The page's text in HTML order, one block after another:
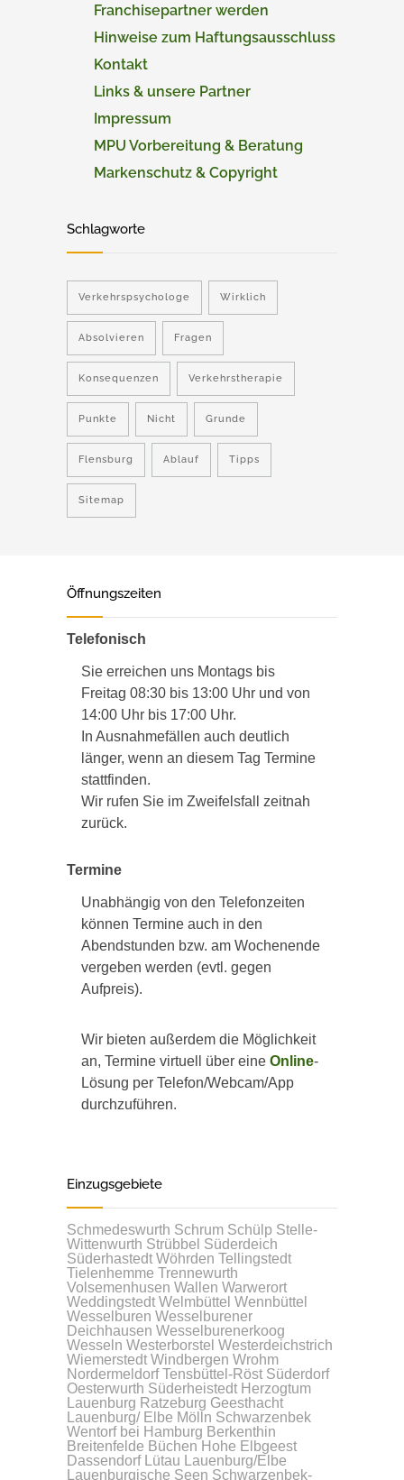
Franchisepartner werden
Hinweise zum Haftungsausschluss
Kontakt
Links & unsere Partner
Impressum
MPU Vorbereitung & Beratung
Markenschutz & Copyright
Schlagworte
Verkehrspsychologe Wirklich
Absolvieren Fragen
Konsequenzen Verkehrstherapie
Punkte Nicht Grunde
Flensburg Ablauf Tipps
Sitemap
Öffnungszeiten
Telefonisch
Sie erreichen uns Montags bis
Freitag 08:30 bis 13:00 Uhr und von
14:00 Uhr bis 17:00 Uhr.
In Ausnahmefällen auch deutlich
länger, wenn an diesem Tag Termine
stattfinden.
Wir rufen Sie im Zweifelsfall zeitnah
zurück.
Termine
Unabhängig von den Telefonzeiten
können Termine auch in den
Abendstunden bzw. am Wochenende
vergeben werden (evtl. gegen
Aufpreis).
Wir bieten außerdem die Möglichkeit
an, Termine virtuell über eine Online-
Lösung per Telefon/Webcam/App
durchzuführen.
Einzugsgebiete
Schmedeswurth Schrum Schülp Stelle-
Wittenwurth Strübbel Süderdeich
Süderhastedt Wöhrden Tellingstedt
Tielenhemme Trennewurth
Volsemenhusen Wallen Warwerort
Weddingstedt Welmbüttel Wennbüttel
Wesselburen Wesselburener
Deichhausen Wesselburenerkoog
Wesseln Westerborstel Westerdeichstrich
Wiemerstedt Windbergen Wrohm
Nordermeldorf Tensbüttel-Röst Süderdorf
Oesterwurth Süderheistedt Herzogtum
Lauenburg Ratzeburg Geesthacht
Lauenburg/ Elbe Mölln Schwarzenbek
Wentorf bei Hamburg Berkenthin
Breitenfelde Büchen Hohe Elbgeest
Dassendorf
Lütau
Lauenburg/Elbe
Lauenburgische Seen Schwarzenbek-